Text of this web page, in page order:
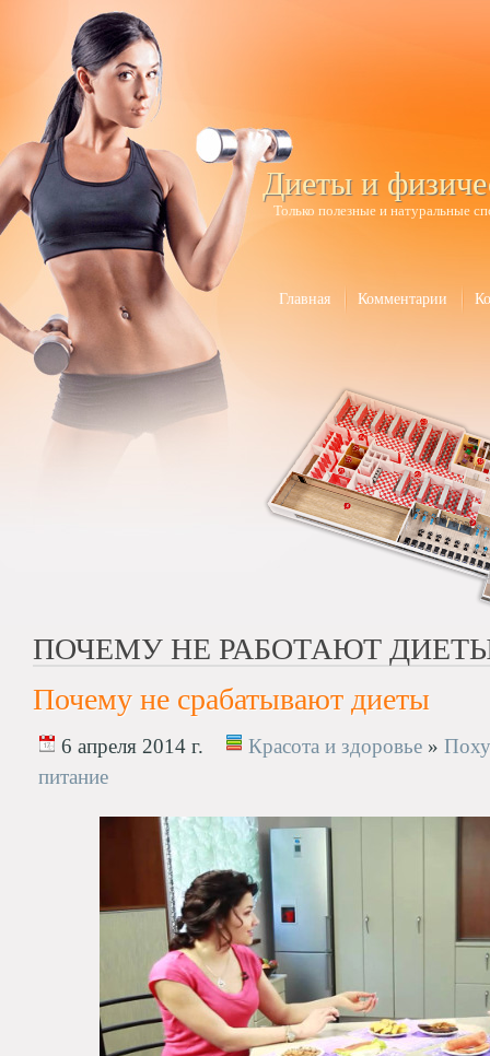
Диеты и
Только полезные и натуральные
Главная Комментарии
ПОЧЕМУ НЕ РАБОТАЮТ
Почему не срабатывают диеты
6 апреля 2014 г. Красота и здоровье »
питание